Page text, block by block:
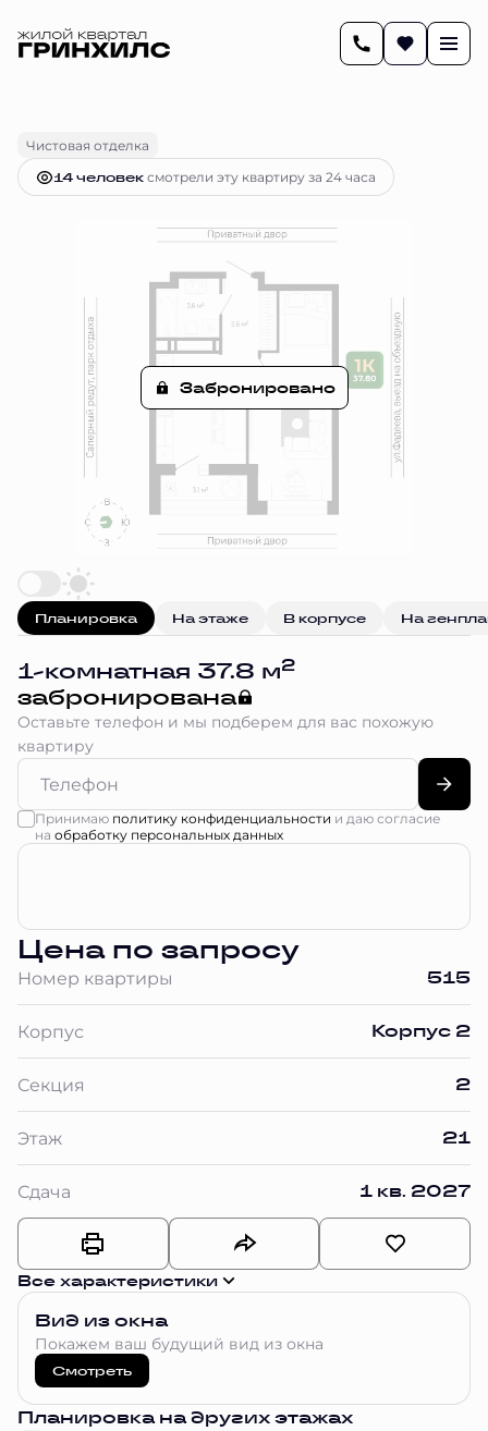
Чистовая отделка
14 человексмотрели эту квартиру за 24 часа
Забронировано
Планировка На этаже В корпусе На
1-комнатная 37.8 м2
забронирована
Оставьте телефон и мы подберем для вас похожую
квартиру
Принимаю политику конфиденциальности и даю согласие
на обработку персональных данных
Цена по запросу
Номер квартиры 515
Корпус Корпус 2
Секция 2
Этаж 21
Сдача 1 кв. 2027
Все характеристики
Вид из окна
Покажем ваш будущий вид из окна
Смотреть
Планировка на других этажах